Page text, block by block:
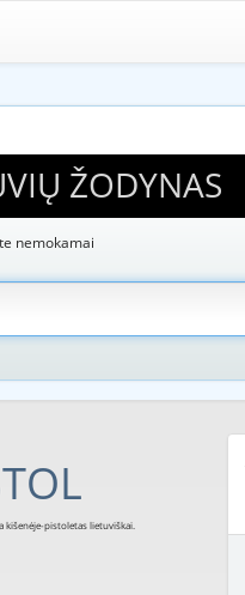
ŽODYNAS
nemokamai